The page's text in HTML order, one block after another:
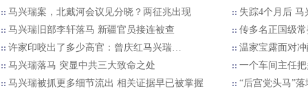
马兴瑞案，北戴河会议见分晓？两征兆出现
失踪4个月后
马兴瑞旧部李轩落马 新疆官员接连被查
传多名正国级
许家印咬出了多少高官：曾庆红马兴瑞…
温家宝露面对
马兴瑞落马 突显中共三大致命之处
一个车间主任
马兴瑞被抓更多细节流出 相关证据早已被掌握
“后宫党头马”